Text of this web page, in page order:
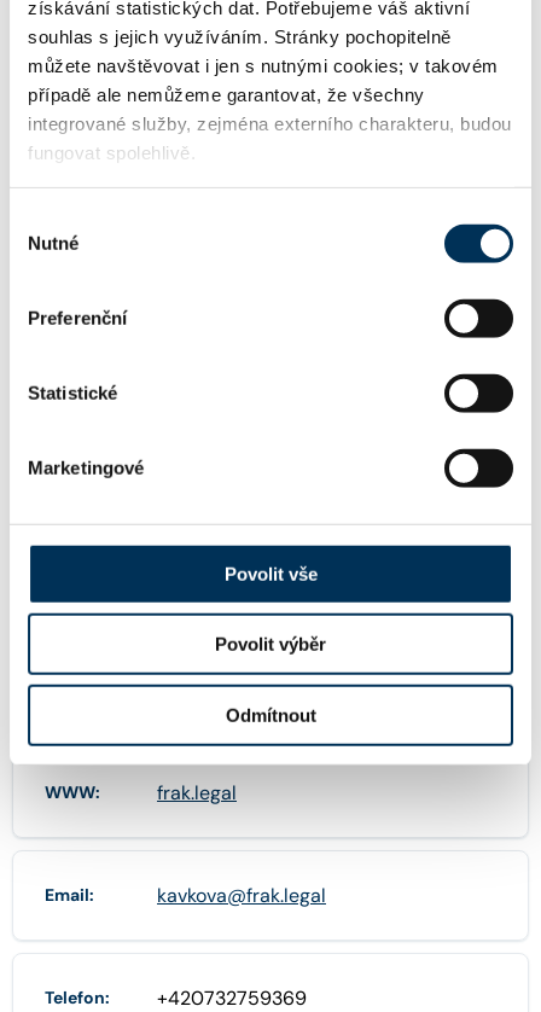
získávání statistických dat. Potřebujeme váš aktivní
souhlas s jejich využíváním. Stránky pochopitelně
můžete navštěvovat i jen s nutnými cookies; v takovém
případě ale nemůžeme garantovat, že všechny
integrované služby, zejména externího charakteru, budou
fungovat spolehlivě.
souhlasu
Nutné
Preferenční
Statistické
Marketingové
Povolit vše
Povolit výběr
Odmítnout
WWW: frak.legal
Email: kavkova@frak.legal
FIRMA
Název: Mgr. Bc. Alice Kavková, advokátka
21465720
Adresa:
Místek
WWW: frak.legal
Email: kavkova@frak.legal
Telefon: +420732759369